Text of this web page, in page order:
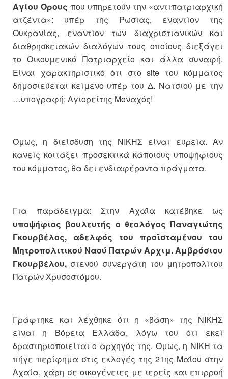
Αγίου Όρους που υπηρετούν την «αντιπατριαρχική
ατζέντα»: υπέρ της Ρωσίας, εναντίον της
Ουκρανίας, εναντίον των διαχριστιανικών και
διαθρησκειακών διαλόγων τους οποίους διεξάγει
το Οικουμενικό Πατριαρχείο και άλλα συναφή.
Είναι χαρακτηριστικό ότι στο site του κόμματος
δημοσιεύεται κείμενο υπέρ του Δ. Νατσιού με την
…υπογραφή: Αγιορείτης Μοναχός!
Όμως, η διείσδυση της ΝΙΚΗΣ είναι ευρεία. Αν
κανείς κοιτάξει προσεκτικά κάποιους υποψήφιους
του κόμματος, θα δει ενδιαφέροντα πράγματα.
Για παράδειγμα: Στην Αχαΐα κατέβηκε ως
υποψήφιος βουλευτής ο θεολόγος Παναγιώτης
Γκουρβέλος, αδελφός του προϊσταμένου του
Μητροπολιτικού Ναού Πατρών Αρχιμ. Αμβρόσιου
Γκουρβέλου, στενού συνεργάτη του μητροπολίτου
Πατρών Χρυσοστόμου.
Γράφτηκε και λέχθηκε ότι η «βάση» της ΝΙΚΗΣ
είναι η Βόρεια Ελλάδα, λόγω του ότι εκεί
δραστηριοποιείται ο αρχηγός της. Όμως, η ΝΙΚΗ τα
πήγε περίφημα στις εκλογές της 21ης Μαΐου στην
Αχαΐα, χάρη σε οικογένειες με ιερείς και επιρροή